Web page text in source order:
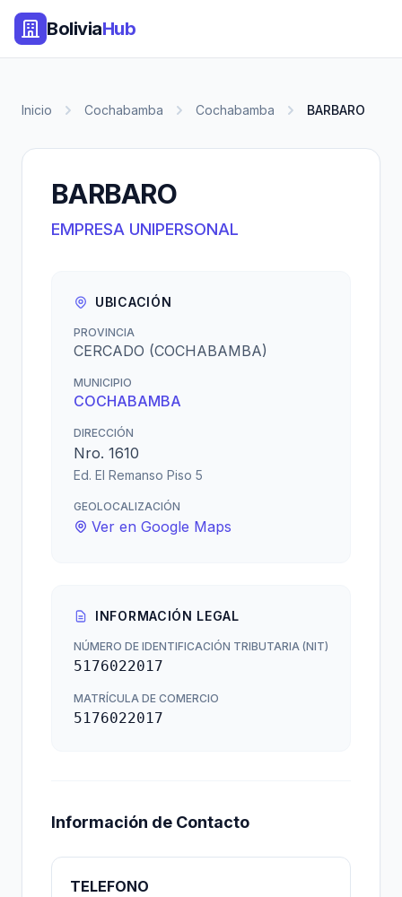
BoliviaHub
Inicio Cochabamba Cochabamba BARBARO
BARBARO
EMPRESA UNIPERSONAL
UBICACIÓN
PROVINCIA
CERCADO (COCHABAMBA)
MUNICIPIO
COCHABAMBA
DIRECCIÓN
Nro. 1610
Ed. El Remanso Piso 5
GEOLOCALIZACIÓN
Ver en Google Maps
INFORMACIÓN LEGAL
NÚMERO DE IDENTIFICACIÓN TRIBUTARIA (NIT)
5176022017
MATRÍCULA DE COMERCIO
5176022017
Información de Contacto
TELEFONO